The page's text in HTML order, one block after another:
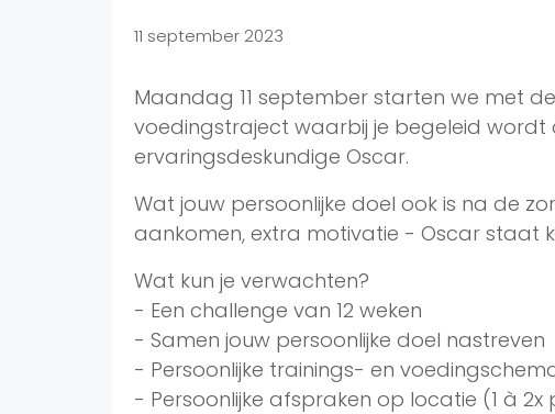
11 september 2023
Maandag 11 september starten we met
voedingstraject waarbij je begeleid wordt
ervaringsdeskundige Oscar.
Wat jouw persoonlijke doel ook is na de
aankomen, extra motivatie - Oscar staat
Wat kun je verwachten?
- Een challenge van 12 weken
- Samen jouw persoonlijke doel nastreven
- Persoonlijke trainings- en
- Persoonlijke afspraken op locatie (1 à 2x